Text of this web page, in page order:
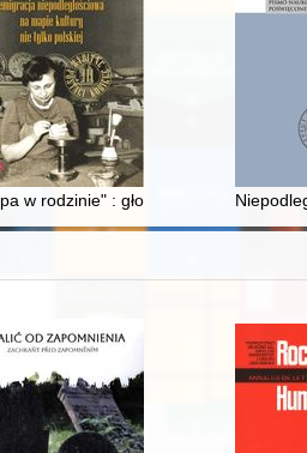
: an outline
w rodzinie" : głos Marii Czapskiej